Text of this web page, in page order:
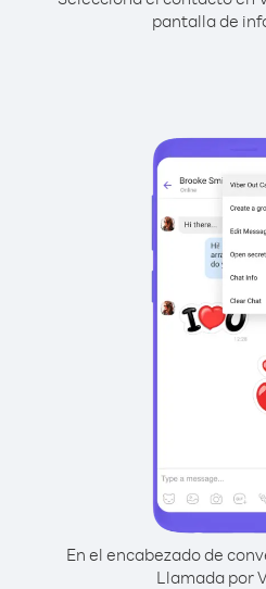
pantalla de
En el encabezado de
Llamada por